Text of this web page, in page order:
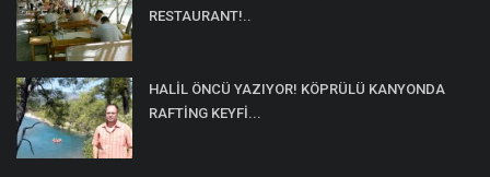
RESTAURANT!..
HALİL ÖNCÜ YAZIYOR! KÖPRÜLÜ KANYONDA
RAFTİNG KEYFİ...